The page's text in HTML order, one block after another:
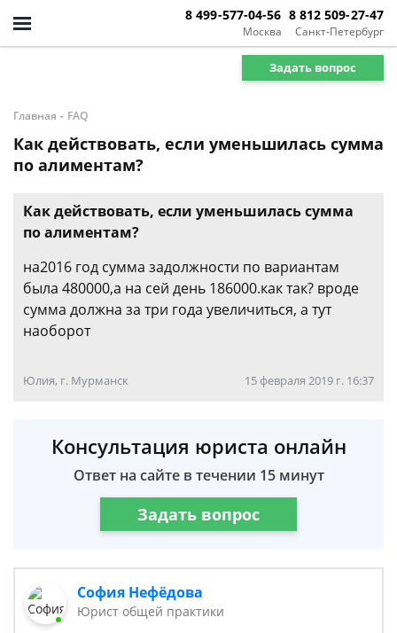
Москва
8 499-577-04-56
Санкт-Петербург
8 812 509-27-47
Задать вопрос
Главная - FAQ
Как действовать, если уменьшилась сумма
по алиментам?
Как действовать, если уменьшилась сумма
по алиментам?
на2016 год сумма задолжности по вариантам
была 480000,а на сей день 186000.как так? вроде
сумма должна за три года увеличиться, а тут
наоборот
Юлия, г. Мурманск 15 февраля 2019 г. 16:37
Консультация юриста онлайн
Ответ на сайте в течении 15 минут
Задать вопрос
София Нефёдова
Юрист общей практики